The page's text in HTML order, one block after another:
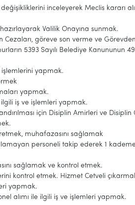
inceleyerek Meclis kararı
Valilik Onayına sunmak.
Cezaları, göreve son verme ve
5393 Sayılı Belediye Kanununun
yapmak.
yapmak.
iş ve işlemleri yapmak.
için Disiplin Amirleri ve
muhafazasını sağlamak
personeli takip ederek 1
sağlamak ve kontrol etmek.
kontrol etmek. Hizmet Cetveli
yapmak.
alımı ile ilgili iş ve işlemleri yapmak.